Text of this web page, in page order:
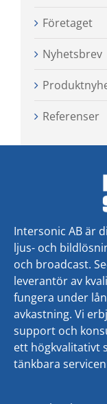
Företaget
Nyhetsbrev
Referenser
Intersonic AB är
ljus- och
och broadcast.
leverantör av
fungera under
avkastning. Vi
support och
ett högkvalitativt
tänkbara